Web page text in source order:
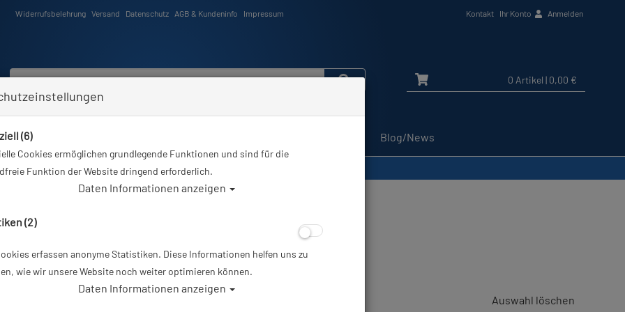
Widerrufsbelehrung Versand Datenschutz AGB & Kundeninfo Impressum Kontakt Ihr Konto Anmelden
0 Artikel | 0,00 €
Blog/News
Sie sind hier Tauchausrüstung Doppeltauchgeräte 300bar
300bar
Auswahl löschen
(6)
Cookies ermöglichen grundlegende Funktionen und sind für die
Funktion der Website dringend erforderlich.
Daten Informationen anzeigen
(2)
erfassen anonyme Statistiken. Diese Informationen helfen uns zu
wie wir unsere Website noch weiter optimieren können.
Daten Informationen anzeigen